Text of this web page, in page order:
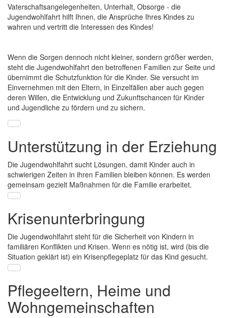
Vaterschaftsangelegenheiten, Unterhalt, Obsorge - die
Jugendwohlfahrt hilft Ihnen, die Ansprüche Ihres Kindes zu
wahren und vertritt die Interessen des Kindes!
Wenn die Sorgen dennoch nicht kleiner, sondern größer werden,
steht die Jugendwohlfahrt den betroffenen Familien zur Seite und
übernimmt die Schutzfunktion für die Kinder. Sie versucht im
Einvernehmen mit den Eltern, in Einzelfällen aber auch gegen
deren Willen, die Entwicklung und Zukunftschancen für Kinder
und Jugendliche zu fördern und zu sichern.
Unterstützung in der Erziehung
Die Jugendwohlfahrt sucht Lösungen, damit Kinder auch in
schwierigen Zeiten in ihren Familien bleiben können. Es werden
gemeinsam gezielt Maßnahmen für die Familie erarbeitet.
Krisenunterbringung
Die Jugendwohlfahrt steht für die Sicherheit von Kindern in
familiären Konflikten und Krisen. Wenn es nötig ist, wird (bis die
Situation geklärt ist) ein Krisenpflegeplatz für das Kind gesucht.
Pflegeeltern, Heime und
Wohngemeinschaften